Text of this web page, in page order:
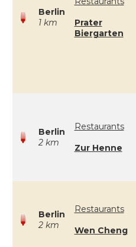
Berlin
1 km
Prater
Biergarten
Berlin
2 km
Restaurants
Zur Henne
Berlin
2 km
Restaurants
Wen Cheng